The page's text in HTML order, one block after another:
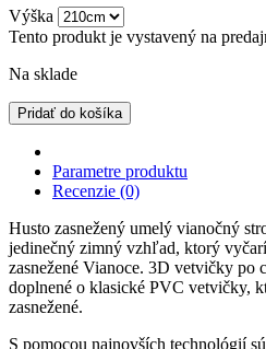
Výška
Tento produkt je vystavený na
Na sklade
Pridať do košíka
Parametre produktu
Recenzie (0)
Husto zasnežený umelý vianočný
jedinečný zimný vzhľad, ktorý
zasnežené Vianoce. 3D vetvičky po
doplnené o klasické PVC vetvičky,
zasnežené.
S pomocou najnovších technológií